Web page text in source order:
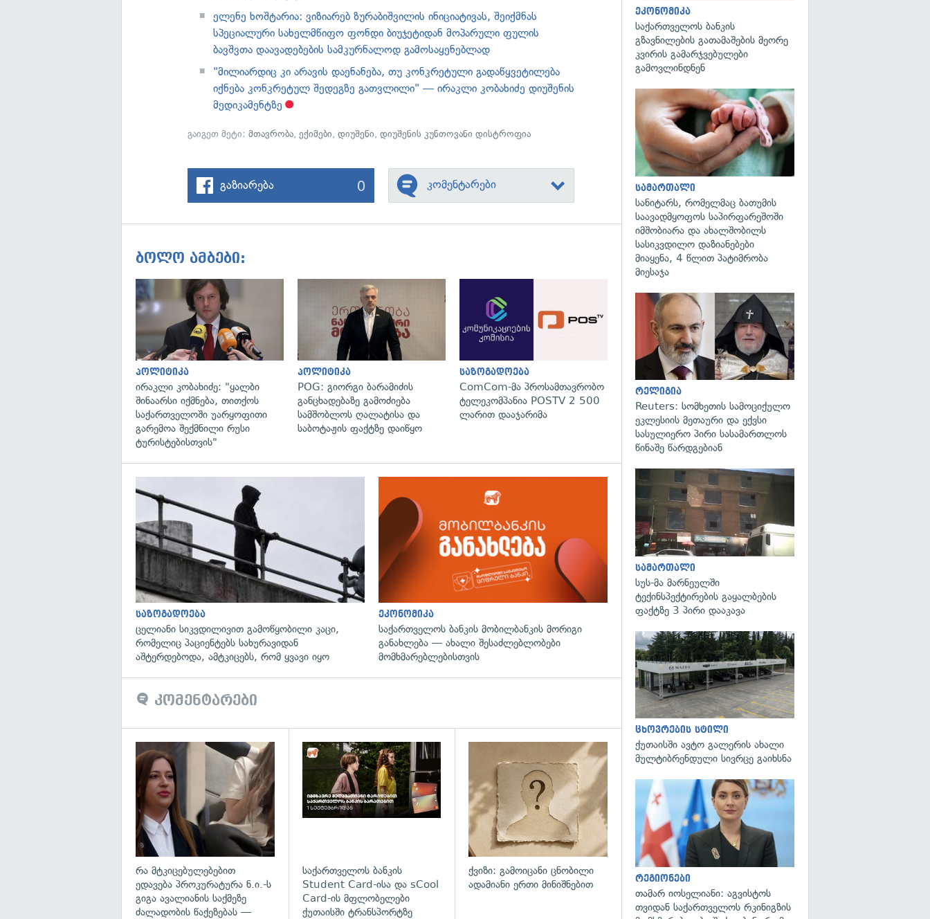
ელენე ხოშტარია: ვიზიარებ ზურაბიშვილის ინიციატივას, შეიქმნას
სპეციალური სახელმწიფო ფონდი ბიუჯეტიდან მოპარული ფულის
ბავშვთა დაავადებების სამკურნალოდ გამოსაყენებლად
"მილიარდიც კი არავის დაენანება, თუ კონკრეტული გადაწყვეტილება
იქნება კონკრეტულ შედეგზე გათვლილი" — ირაკლი კობახიძე დიუშენის
მედიკამენტზე
გაიგეთ მეტი:მთავრობა,ექიმები,დიუშენი,დიუშენის კუნთოვანი დისტროფია
გაზიარება 0 კომენტარები
ბოლო ამბები:
პოლიტიკა
ირაკლი კობახიძე: "ყალბი
შინაარსი იქმნება, თითქოს
საქართველოში უარყოფითი
გარემოა შექმნილი რუსი
ტურისტებისთვის"
პოლიტიკა
POG: გიორგი ბარამიძის
განცხადებაზე გამოძიება
სამშობლოს ღალატისა და
საბოტაჟის ფაქტზე დაიწყო
გადახედვა
საზოგადოება
ComCom-მა პროსამთავრობო
ტელეკომპანია POSTV 2 500
ლარით დააჯარიმა
საზოგადოება
ცელიანი სიკვდილივით გამოწყობილი კაცი,
რომელიც პაციენტებს სახურავიდან
აშტერდებოდა, ამტკიცებს, რომ ყვავი იყო
ეკონომიკა
საქართველოს ბანკის მობილბანკის მორიგი
განახლება — ახალი შესაძლებლობები
მომხმარებლებისთვის
კომენტარები
გადახედვა
რა მტკიცებულებებით
ედავება პროკურატურა ნ.ი.-ს
გიგა ავალიანის საქმეზე
ძალადობის წაქეზებას —
საქართველოს ბანკის
Student Card-ისა და sCool
Card-ის მფლობელები
ქუთაისში ტრანსპორტზე
ქვიზი: გამოიცანი ცნობილი
ადამიანი ერთი მინიშნებით
ეკონომიკა
საქართველოს ბანკის
გზავნილების გათამაშების მეორე
კვირის გამარჯვებულები
გამოვლინდნენ
სამართალი
სანიტარს, რომელმაც ბათუმის
საავადმყოფოს საპირფარეშოში
იმშობიარა და ახალშობილს
სასიკვდილო დაზიანებები
მიაყენა, 4 წლით პატიმრობა
მიესაჯა
რელიგია
Reuters: სომხეთის სამოციქულო
ეკლესიის მეთაური და ექვსი
სასულიერო პირი სასამართლოს
წინაშე წარდგებიან
სამართალი
სუს-მა მარნეულში
ტექინსპექტირების გაყალბების
ფაქტზე 3 პირი დააკავა
ცხოვრების სტილი
ქუთაისში ავტო გალერის ახალი
მულტიბრენდული სივრცე გაიხსნა
რეგიონები
თამარ იოსელიანი: აგვისტოს
თვიდან საქართველოს რკინიგზის